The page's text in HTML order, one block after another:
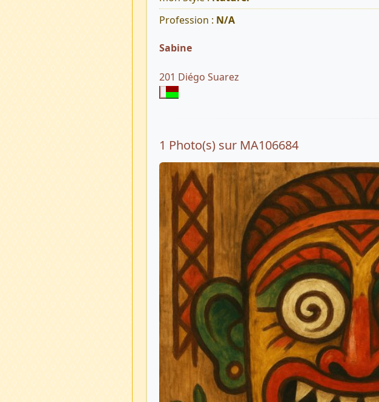
Profession : N/A
Sabine
201 Diégo Suarez
1 Photo(s) sur MA106684